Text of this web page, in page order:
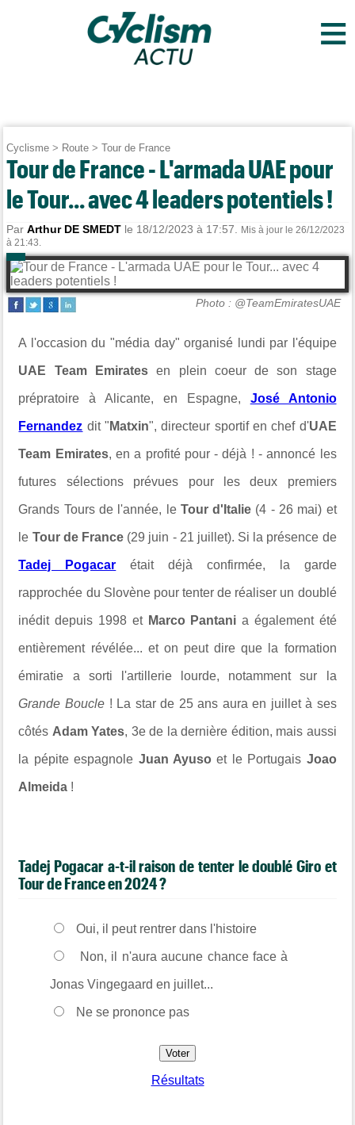
≡
Cyclisme > Route >Tour de France
Tour de France - L'armada UAE pour
le Tour... avec 4 leaders potentiels !
ParArthur DE SMEDT le 18/12/2023 à 17:57.
Mis à jour le 26/12/2023
à 21:43.
Photo : @TeamEmiratesUAE
A l'occasion du "média day" organisé lundi par l'équipe
UAE Team Emirates en plein coeur de son stage
prépratoire à Alicante, en Espagne, José Antonio
Fernandez dit " Matxin", directeur sportif en chef d'UAE
Team Emirates, en a profité pour - déjà ! - annoncé les
futures sélections prévues pour les deux premiers
Grands Tours de l'année, le Tour d'Italie (4 - 26 mai) et
le Tour de France (29 juin - 21 juillet). Si la présence de
Tadej Pogacar était déjà confirmée, la garde
rapprochée du Slovène pour tenter de réaliser un doublé
inédit depuis 1998 et Marco Pantani a également été
entièrement révélée... et on peut dire que la formation
émiratie a sorti l'artillerie lourde, notamment sur la
Grande Boucle ! La star de 25 ans aura en juillet à ses
côtés Adam Yates, 3e de la dernière édition, mais aussi
la pépite espagnole Juan Ayuso et le Portugais Joao
Almeida !
Tadej Pogacar a-t-il raison de tenter le doublé Giro et
Tour de France en 2024 ?
Oui, il peut rentrer dans l'histoire
Non, il n'aura aucune chance face à
Jonas Vingegaard en juillet...
Ne se prononce pas
Résultats